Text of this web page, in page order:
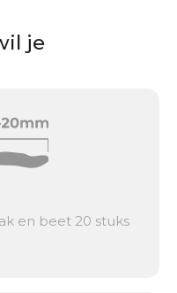
je
en beet 20 stuks